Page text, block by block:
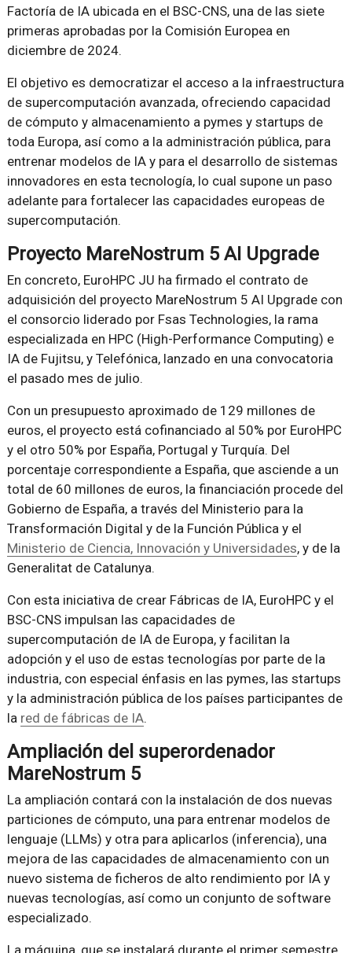
Factoría de IA ubicada en el BSC-CNS, una de las siete
primeras aprobadas por la Comisión Europea en
diciembre de 2024.
El objetivo es democratizar el acceso a la infraestructura
de supercomputación avanzada, ofreciendo capacidad
de cómputo y almacenamiento a pymes y startups de
toda Europa, así como a la administración pública, para
entrenar modelos de IA y para el desarrollo de sistemas
innovadores en esta tecnología, lo cual supone un paso
adelante para fortalecer las capacidades europeas de
supercomputación.
Proyecto MareNostrum 5 AI Upgrade
En concreto, EuroHPC JU ha firmado el contrato de
adquisición del proyecto MareNostrum 5 AI Upgrade con
el consorcio liderado por Fsas Technologies, la rama
especializada en HPC (High-Performance Computing) e
IA de Fujitsu, y Telefónica, lanzado en una convocatoria
el pasado mes de julio.
Con un presupuesto aproximado de 129 millones de
euros, el proyecto está cofinanciado al 50% por EuroHPC
y el otro 50% por España, Portugal y Turquía. Del
porcentaje correspondiente a España, que asciende a un
total de 60 millones de euros, la financiación procede del
Gobierno de España, a través del Ministerio para la
Transformación Digital y de la Función Pública y el
Ministerio de Ciencia, Innovación y Universidades, y de la
Generalitat de Catalunya.
Con esta iniciativa de crear Fábricas de IA, EuroHPC y el
BSC-CNS impulsan las capacidades de
supercomputación de IA de Europa, y facilitan la
adopción y el uso de estas tecnologías por parte de la
industria, con especial énfasis en las pymes, las startups
y la administración pública de los países participantes de
la red de fábricas de IA.
Ampliación del superordenador
MareNostrum 5
La ampliación contará con la instalación de dos nuevas
particiones de cómputo, una para entrenar modelos de
lenguaje (LLMs) y otra para aplicarlos (inferencia), una
mejora de las capacidades de almacenamiento con un
nuevo sistema de ficheros de alto rendimiento por IA y
nuevas tecnologías, así como un conjunto de software
especializado.
La máquina, que se instalará durante el primer semestre